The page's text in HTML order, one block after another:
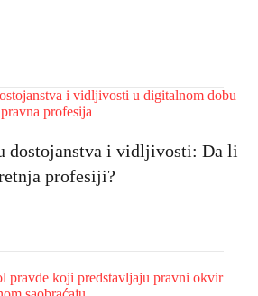
dostojanstva i vidljivosti: Da li
profesiji?